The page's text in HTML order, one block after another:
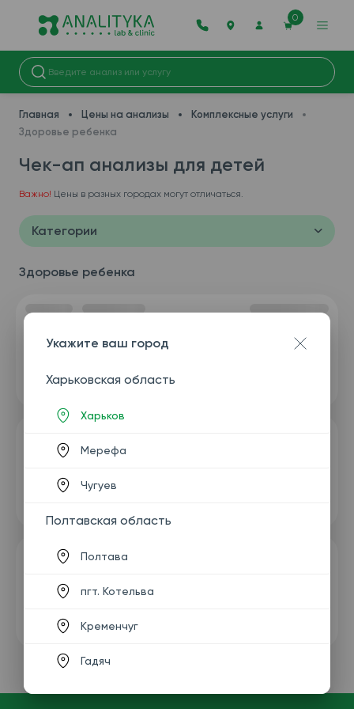
0
Главная Цены на анализы
Комплексные услуги
Здоровье ребенка
Чек-ап анализы для детей
Важно! Цены в разных городах могут отличаться.
Категории
Здоровье ребенка
Укажите ваш город
Харьковская область
Харьков
Мерефа
Чугуев
Полтавская область
Полтава
пгт. Котельва
Кременчуг
Гадяч